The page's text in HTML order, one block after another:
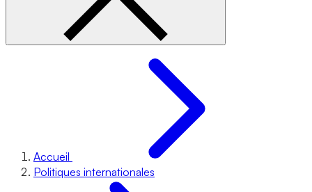
Accueil
Politiques internationales